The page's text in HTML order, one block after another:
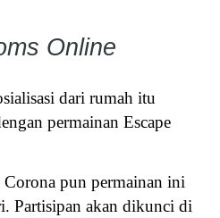
Online
dari rumah itu
permainan Escape
pun permainan ini
Partisipan akan dikunci di